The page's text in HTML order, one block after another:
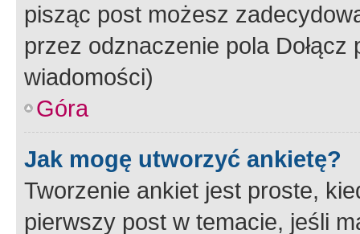
pisząc post możesz
przez odznaczenie pola
wiadomości)
Góra
Jak mogę utworzyć ankietę?
Tworzenie ankiet jest proste,
pierwszy post w temacie, jeśli